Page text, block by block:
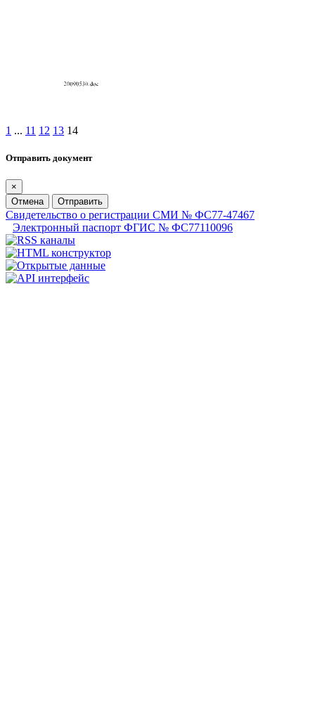
1 ... 11 12 13 14
Отправить документ
×
Отмена
Отправить
Свидетельство о регистрации СМИ № ФС77-47467
Электронный паспорт ФГИС № ФС77110096